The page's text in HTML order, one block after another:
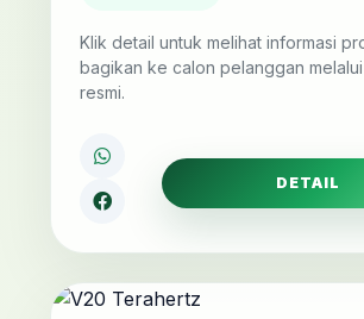
Klik detail untuk melihat informasi
bagikan ke calon pelanggan
resmi.
DETAIL